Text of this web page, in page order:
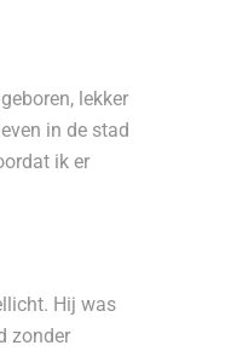
lekker
in de stad
ik er
Hij was
zonder